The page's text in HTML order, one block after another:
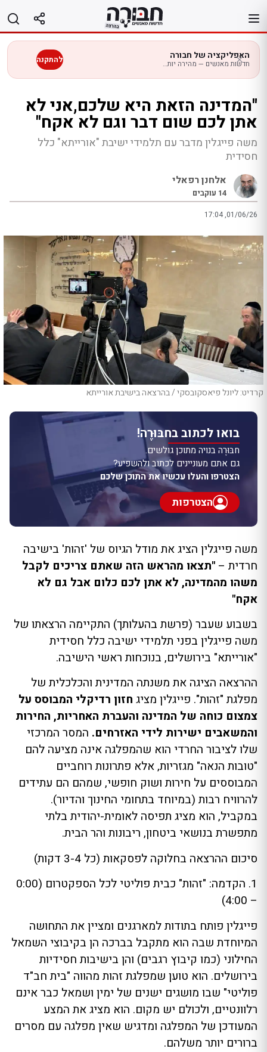
לתוכן
האפליקציה של חבורה
חדשות מאנשים — מהירה יותר בנייד להתקנה
"המדינה הזאת היא שלכם,אני לא
אתן לכם שום דבר וגם לא אקח"
משה פייגלין מדבר עם תלמידי ישיבת "אורייתא" כלל
חסידית
אלחנן רפאלי
14 עוקבים
17:04 ,01/06/26
קרדיט: ליונל פיאסקובסקי / בהרצאה בישיבת אורייתא
בואו לכתוב בחבּוּרֶה!
חבּוּרֶה בנויה מתוכן גולשים.
גם אתם מעוניינים לכתוב ולהשפיע?
הצטרפו והעלו עכשיו את התוכן שלכם
הצטרפות
משה פייגלין הציג את מודל הגיוס של 'זהות' בישיבה
חרדית – "תצאו מהראש הזה שאתם צריכים לקבל
משהו מהמדינה, לא אתן לכם כלום אבל גם לא
אקח"
בשבוע שעבר (פרשת בהעלותך) התקיימה הרצאתו של
משה פייגלין בפני תלמידי ישיבה כלל חסידית
"אורייתא" בירושלים, בנוכחות ראשי הישיבה.
ההרצאה הציגה את משנתה המדינית והכלכלית של
מפלגת "זהות". פייגלין מציג חזון רדיקלי המבוסס על
צמצום כוחה של המדינה והעברת האחריות, החירות
והמשאבים ישירות לידי האזרחים. המסר המרכזי
שלו לציבור החרדי הוא שהמפלגה אינה מציעה להם
"טובות הנאה" מגזריות, אלא פתרונות רוחביים
המבוססים על חירות ושוק חופשי, שמהם הם עתידים
להרוויח רבות (במיוחד בתחומי החינוך והדיור).
במקביל, הוא מציג תפיסה לאומית-יהודית בלתי
מתפשרת בנושאי ביטחון, ריבונות והר הבית.
סיכום ההרצאה בחלוקה לפסקאות (כל 3-4 דקות)
1. הקדמה: "זהות" כבית פוליטי לכל הספקטרום (0:00
– 4:00)
פייגלין פותח בתודות למארגנים ומציין את התחושה
המיוחדת שבה הוא מתקבל בברכה הן בקיבוצי השמאל
החילוני (כמו קיבוץ רגבים) והן בישיבות חסידיות
בירושלים. הוא טוען שמפלגת זהות מהווה "בית חב"ד
פוליטי" שבו מושגים ישנים של ימין ושמאל כבר אינם
רלוונטיים, ולכולם יש מקום. הוא מציג את המצע
המעודכן של המפלגה ומדגיש שאין מפלגה עם מסרים
ברורים יותר משלהם.